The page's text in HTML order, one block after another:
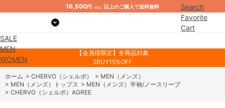
16,500円 （税込） 以上のご購入で送料無料
Search
Favorite
Cart
SALE
MEN
WOMEN
【会員様限定】全商品対象
2BUY15%OFF
ホーム > CHERVO（シェルボ） > MEN（メンズ）
> MEN（メンズ）トップス > MEN（メンズ）半袖/ノースリーブ
> CHERVO（シェルボ）AGREE